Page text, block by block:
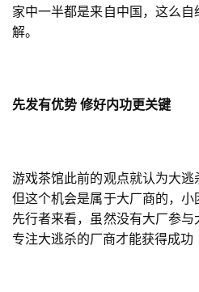
家中一半都是来自中国，这么
解。
先发有优势 修好内功更关键
游戏茶馆此前的观点就认为大逃
但这个机会是属于大厂商的，
先行者来看，虽然没有大厂参
专注大逃杀的厂商才能获得成功